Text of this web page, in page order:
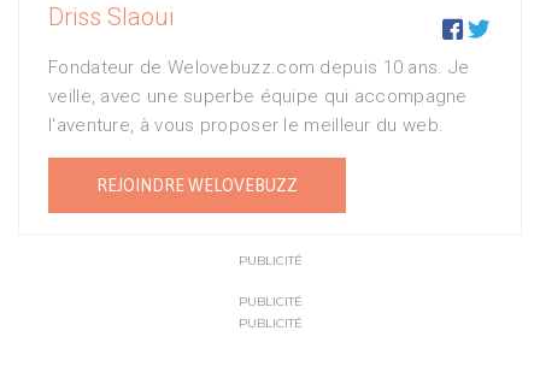
Driss Slaoui 

Fondateur de Welovebuzz.com depuis 10 ans. Je
veille, avec une superbe équipe qui accompagne
l'aventure, à vous proposer le meilleur du web.
REJOINDRE WELOVEBUZZ
PUBLICITÉ
PUBLICITÉ
PUBLICITÉ